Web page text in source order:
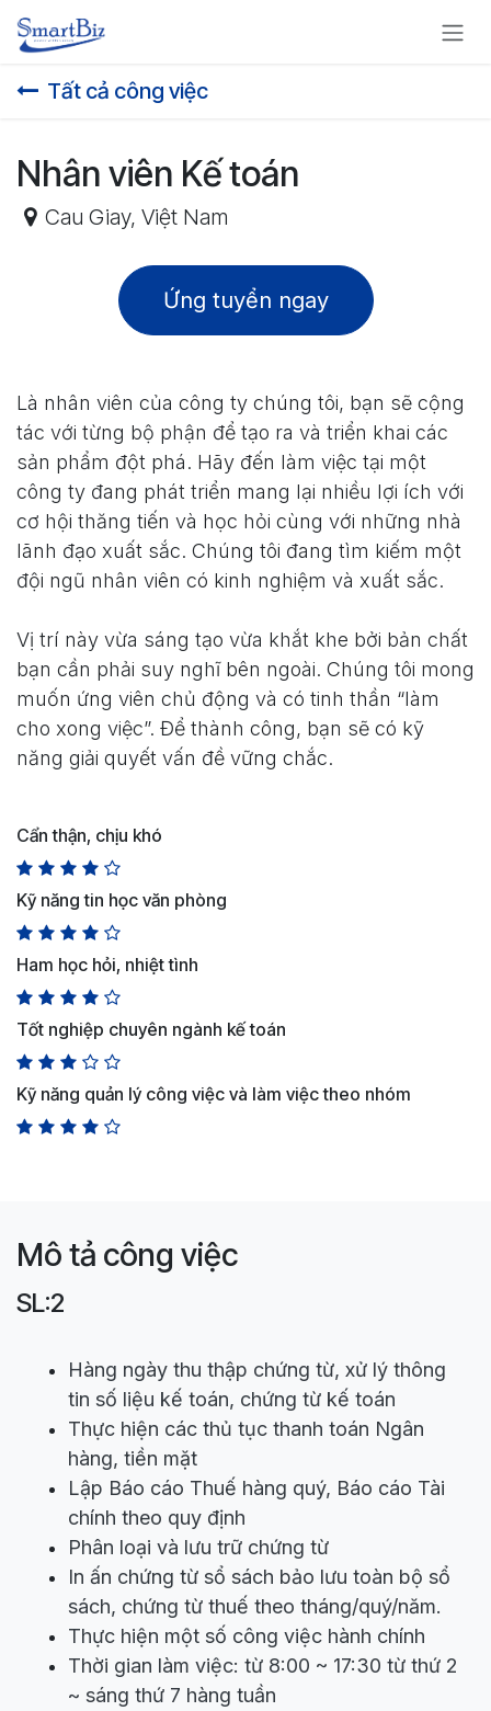
Bỏ qua để đến Nội dung
Tất cả công việc
Nhân viên Kế toán
Cau Giay, Việt Nam
Ứng tuyển ngay
Là nhân viên của công ty chúng tôi, bạn sẽ cộng
tác với từng bộ phận để tạo ra và triển khai các
sản phẩm đột phá. Hãy đến làm việc tại một
công ty đang phát triển mang lại nhiều lợi ích với
cơ hội thăng tiến và học hỏi cùng với những nhà
lãnh đạo xuất sắc. Chúng tôi đang tìm kiếm một
đội ngũ nhân viên có kinh nghiệm và xuất sắc.
Vị trí này vừa sáng tạo vừa khắt khe bởi bản chất
bạn cần phải suy nghĩ bên ngoài. Chúng tôi mong
muốn ứng viên chủ động và có tinh thần “làm
cho xong việc”. Để thành công, bạn sẽ có kỹ
năng giải quyết vấn đề vững chắc.
Cẩn thận, chịu khó
Kỹ năng tin học văn phòng
Ham học hỏi, nhiệt tình
Tốt nghiệp chuyên ngành kế toán
Kỹ năng quản lý công việc và làm việc theo nhóm
Mô tả công việc
SL:2
Hàng ngày thu thập chứng từ, xử lý thông
tin số liệu kế toán, chứng từ kế toán
Thực hiện các thủ tục thanh toán Ngân
hàng, tiền mặt
Lập Báo cáo Thuế hàng quý, Báo cáo Tài
chính theo quy định
Phân loại và lưu trữ chứng từ
In ấn chứng từ sổ sách bảo lưu toàn bộ sổ
sách, chứng từ thuế theo tháng/quý/năm.
Thực hiện một số công việc hành chính
Thời gian làm việc: từ 8:00 ~ 17:30 từ thứ 2
~ sáng thứ 7 hàng tuần